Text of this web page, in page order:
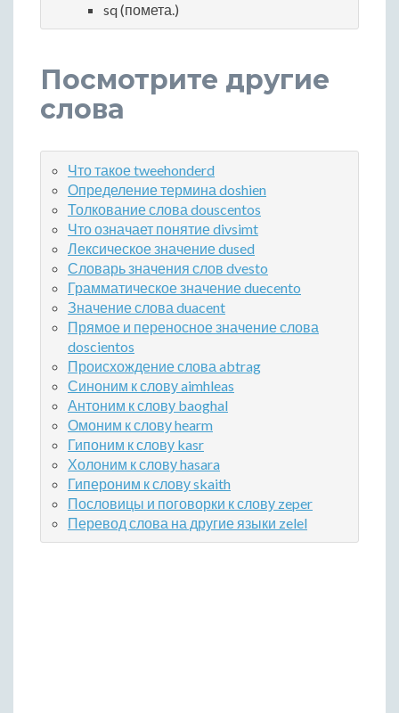
sq (помета.)
Посмотрите другие
слова
Что такое tweehonderd
Определение термина doshien
Толкование слова douscentos
Что означает понятие divsimt
Лексическое значение dused
Словарь значения слов dvesto
Грамматическое значение duecento
Значение слова duacent
Прямое и переносное значение слова
doscientos
Происхождение слова abtrag
Синоним к слову aimhleas
Антоним к слову baoghal
Омоним к слову hearm
Гипоним к слову kasr
Холоним к слову hasara
Гипероним к слову skaith
Пословицы и поговорки к слову zeper
Перевод слова на другие языки zelel